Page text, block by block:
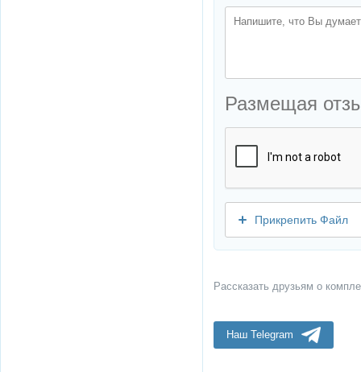
Размещая
Прикрепить Файл
Рассказать друзьям о
Наш Telegram